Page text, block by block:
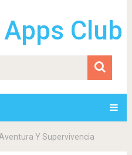
Club
Y Supervivencia